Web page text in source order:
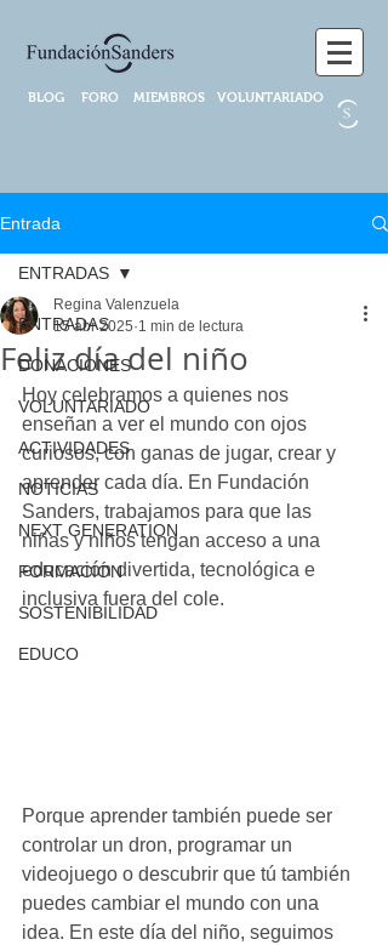
BLOG FORO MIEMBROS VOLUNTARIADO
Entrada
ENTRADAS
DONACIONES
VOLUNTARIADO
ACTIVIDADES
NOTICIAS
NEXT GENERATION
FORMACIÓN
SOSTENIBILIDAD
EDUCO
ENTRADAS
Feliz día del niño
Regina Valenzuela
15 abr 2025 1 min de lectura
Hoy celebramos a quienes nos
enseñan a ver el mundo con ojos
curiosos, con ganas de jugar, crear y
aprender cada día. En Fundación
Sanders, trabajamos para que las
niñas y niños tengan acceso a una
educación divertida, tecnológica e
inclusiva fuera del cole.
Porque aprender también puede ser
controlar un dron, programar un
videojuego o descubrir que tú también
puedes cambiar el mundo con una
idea. En este día del niño, seguimos